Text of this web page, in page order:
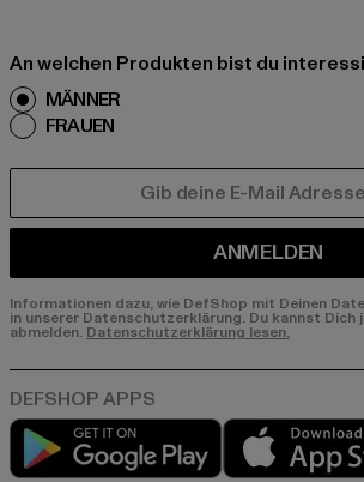
An welchen Produkten bist du
MÄNNER
FRAUEN
ANMELDEN
Informationen dazu, wie DefShop mit Deinen
in unserer Datenschutzerklärung. Du kannst
abmelden. Datenschutzerklärung lesen.
Play market